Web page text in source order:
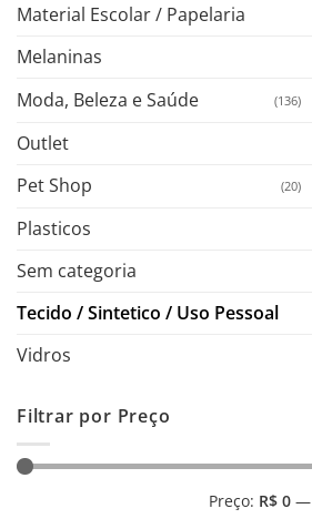
Material Escolar / Papelaria
Melaninas
Moda, Beleza e Saúde (136)
Outlet
Pet Shop (20)
Plasticos
Sem categoria
Tecido / Sintetico / Uso Pessoal
Vidros
Filtrar por Preço
Preço: R$ 0 —